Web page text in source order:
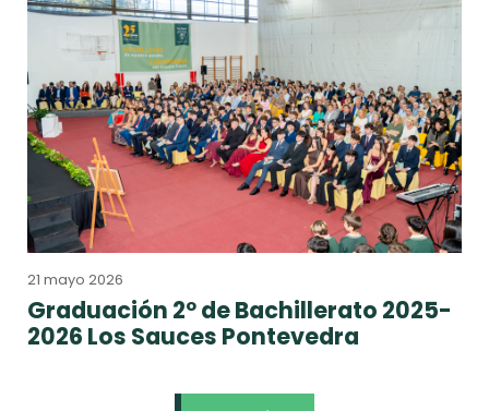
21 mayo 2026
Graduación 2º de Bachillerato 2025-
2026 Los Sauces Pontevedra